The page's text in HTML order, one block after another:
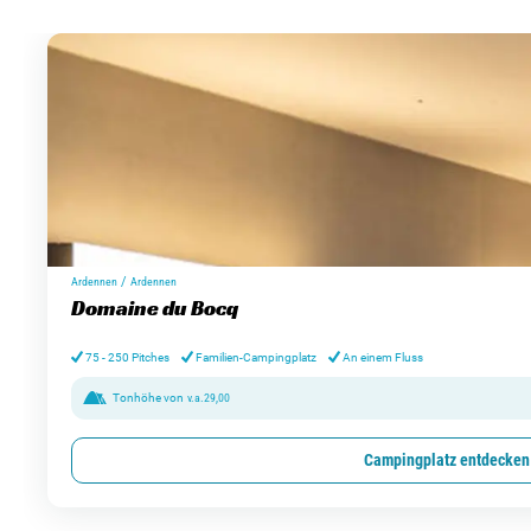
Ardennen / Ardennen
Domaine du Bocq
75 - 250 Pitches Familien-Campingplatz An einem Fluss
Tonhöhe von v.a. 29,00
Campingplatz entdecken